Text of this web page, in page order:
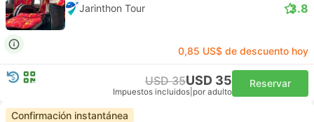
Jarinthon Tour 3.8
0,85 US$ de descuento hoy
USD 35USD 35
Impuestos incluidos por adulto
Reservar
Confirmación instantánea